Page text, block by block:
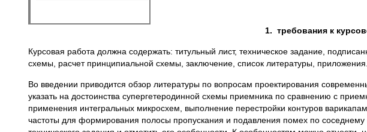
1. требования к
Курсовая работа должна содержать: титульный лист, техническое задание,
схемы, расчет принципиальной схемы, заключение, список литературы, приложения.
Во введении приводится обзор литературы по вопросам проектирования
указать на достоинства супергетеродинной схемы приемника по сравнению с
применения интегральных микросхем, выполнение перестройки контуров
частоты для формирования полосы пропускания и подавления помех по